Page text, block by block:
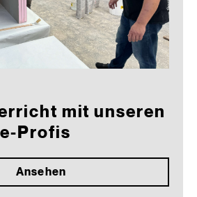
mit unseren
Profis
Ansehen